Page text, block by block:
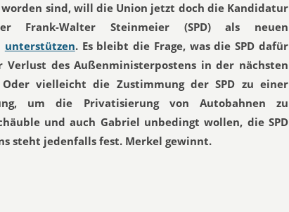
sind, will die Union jetzt doch die Kandidatur
Frank-Walter Steinmeier (SPD) als neuen
unterstützen. Es bleibt die Frage, was die SPD dafür
Verlust des Außenministerpostens in der nächsten
Oder vielleicht die Zustimmung der SPD zu einer
um die Privatisierung von Autobahnen zu
und auch Gabriel unbedingt wollen, die SPD
steht jedenfalls fest. Merkel gewinnt.